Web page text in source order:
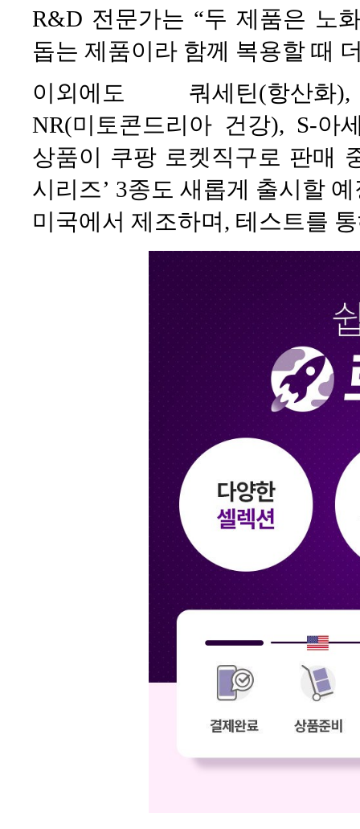
R&D 전문가는 “두 제품은 노
돕는 제품이라 함께 복용할 때
이외에도 쿼세틴(항산
NR(미토콘드리아 건강), S-아
상품이 쿠팡 로켓직구로 판매
시리즈’ 3종도 새롭게 출시할
미국에서 제조하며, 테스트를